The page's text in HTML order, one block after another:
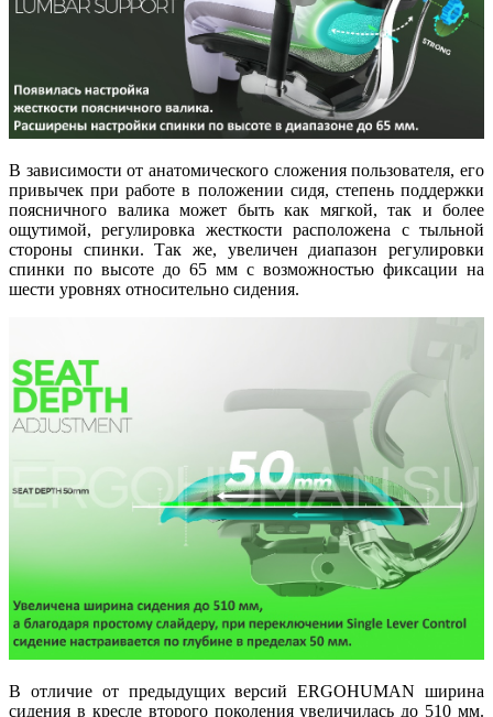
В зависимости от анатомического сложения пользователя, его
привычек при работе в положении сидя, степень поддержки
поясничного валика может быть как мягкой, так и более
ощутимой, регулировка жесткости расположена с тыльной
стороны спинки. Так же, увеличен диапазон регулировки
спинки по высоте до 65 мм с возможностью фиксации на
шести уровнях относительно сидения.
В отличие от предыдущих версий ERGOHUMAN ширина
сидения в кресле второго поколения увеличилась до 510 мм.